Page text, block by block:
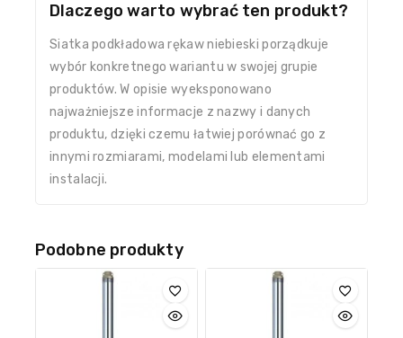
Dlaczego warto wybrać ten produkt?
Siatka podkładowa rękaw niebieski porządkuje
wybór konkretnego wariantu w swojej grupie
produktów. W opisie wyeksponowano
najważniejsze informacje z nazwy i danych
produktu, dzięki czemu łatwiej porównać go z
innymi rozmiarami, modelami lub elementami
instalacji.
Podobne produkty